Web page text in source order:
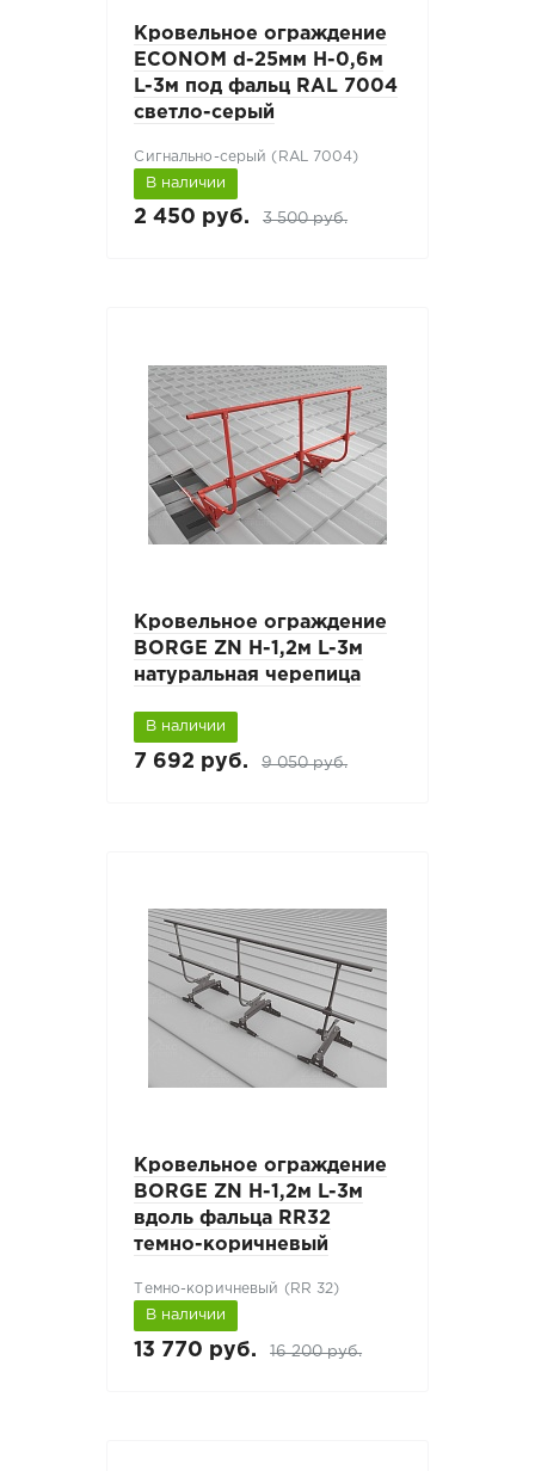
Кровельное ограждение
ECONOM d-25мм H-0,6м
L-3м под фальц RAL 7004
светло-серый
Сигнально-серый (RAL 7004)
В наличии
2 450 руб. 3 500 руб.
Кровельное ограждение
BORGE ZN H-1,2м L-3м
натуральная черепица
В наличии
7 692 руб. 9 050 руб.
Кровельное ограждение
BORGE ZN H-1,2м L-3м
вдоль фальца RR32
темно-коричневый
Темно-коричневый (RR 32)
В наличии
13 770 руб. 16 200 руб.